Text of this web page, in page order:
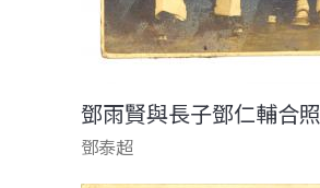
鄧雨賢與長子鄧仁輔合照
鄧泰超